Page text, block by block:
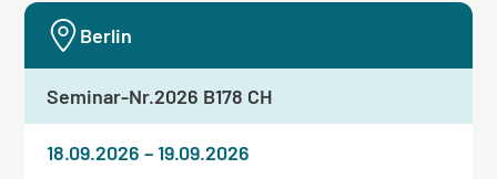
18.09.2026–19.09.2026
Berlin
Seminar-Nr.2026 B178 CH